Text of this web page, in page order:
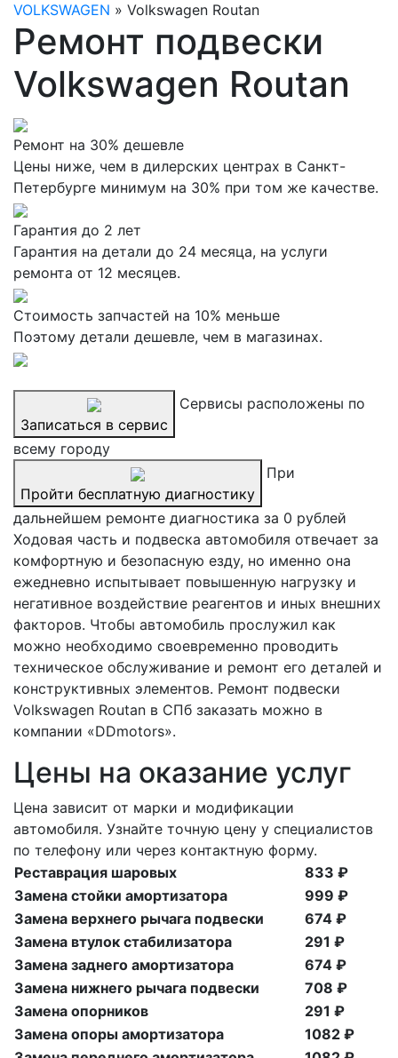
VOLKSWAGEN » Volkswagen Routan
Ремонт подвески
Volkswagen Routan
Ремонт на 30% дешевле
Цены ниже, чем в дилерских центрах в Санкт-
Петербурге минимум на 30% при том же качестве.
Гарантия до 2 лет
Гарантия на детали до 24 месяца, на услуги
ремонта от 12 месяцев.
Стоимость запчастей на 10% меньше
Поэтому детали дешевле, чем в магазинах.
Записаться в сервис
Сервисы расположены по
всему городу
Пройти бесплатную диагностику
При
дальнейшем ремонте диагностика за 0 рублей
Ходовая часть и подвеска автомобиля отвечает за
комфортную и безопасную езду, но именно она
ежедневно испытывает повышенную нагрузку и
негативное воздействие реагентов и иных внешних
факторов. Чтобы автомобиль прослужил как
можно необходимо своевременно проводить
техническое обслуживание и ремонт его деталей и
конструктивных элементов. Ремонт подвески
Volkswagen Routan в СПб заказать можно в
компании «DDmotors».
Цены на оказание услуг
Цена зависит от марки и модификации
автомобиля. Узнайте точную цену у специалистов
по телефону или через контактную форму.
Реставрация шаровых
833 ₽
Замена стойки амортизатора
999 ₽
Замена верхнего рычага подвески
674 ₽
Замена втулок стабилизатора
291 ₽
Замена заднего амортизатора
674 ₽
Замена нижнего рычага подвески
708 ₽
Замена опорников
291 ₽
Замена опоры амортизатора
1082 ₽